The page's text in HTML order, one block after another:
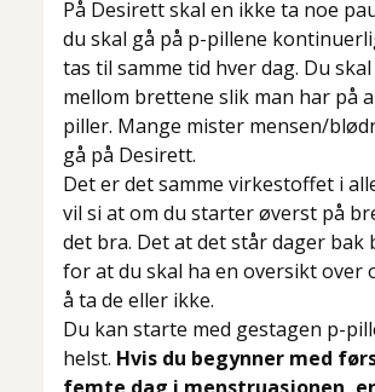
På Desirett skal en ikke ta noe
du skal gå på p-pillene
tas til samme tid hver dag. Du
mellom brettene slik man har på
piller. Mange mister mensen/
gå på Desirett.
Det er det samme virkestoffet i
vil si at om du starter øverst på
det bra. Det at det står dager bak
for at du skal ha en oversikt over
å ta de eller ikke.
Du kan starte med gestagen p-
helst. Hvis du begynner med